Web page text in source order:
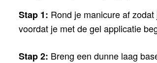
Stap 1: Rond je manicure af
voordat je met de gel applicatie
Stap 2: Breng een dunne laag